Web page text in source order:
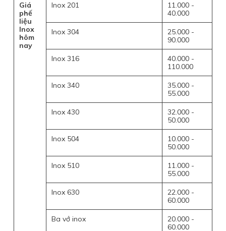
Giá
phế
liệu
Inox
hôm
nay
Inox 201
11.000 -
40.000
Inox 304
25.000 -
90.000
Inox 316
40.000 -
110.000
Inox 340
35.000 -
55.000
Inox 430
32.000 -
50.000
Inox 504
10.000 -
50.000
Inox 510
11.000 -
55.000
Inox 630
22.000 -
60.000
Ba vớ inox
20.000 -
60.000